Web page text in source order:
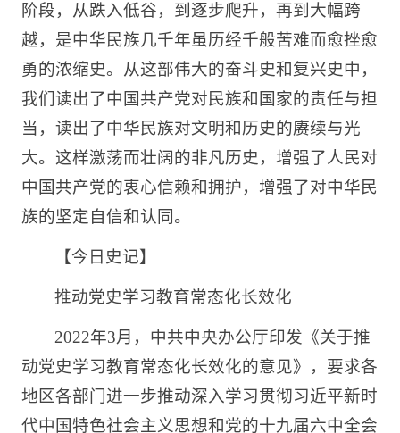
阶段，从跌入低谷，到逐步爬升，再到大幅跨
越，是中华民族几千年虽历经千般苦难而愈挫愈
勇的浓缩史。从这部伟大的奋斗史和复兴史中，
我们读出了中国共产党对民族和国家的责任与担
当，读出了中华民族对文明和历史的赓续与光
大。这样激荡而壮阔的非凡历史，增强了人民对
中国共产党的衷心信赖和拥护，增强了对中华民
族的坚定自信和认同。
【今日史记】
推动党史学习教育常态化长效化
2022年3月，中共中央办公厅印发《关于推
动党史学习教育常态化长效化的意见》，要求各
地区各部门进一步推动深入学习贯彻习近平新时
代中国特色社会主义思想和党的十九届六中全会